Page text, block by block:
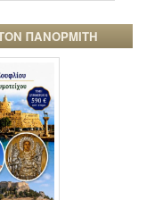
ΠΑΝΟΡΜΙΤΗ